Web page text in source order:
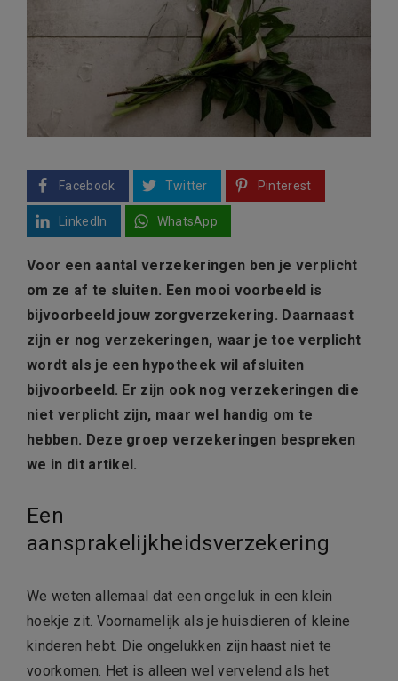
Facebook Twitter Pinterest
LinkedIn WhatsApp
Voor een aantal verzekeringen ben je verplicht
om ze af te sluiten. Een mooi voorbeeld is
bijvoorbeeld jouw zorgverzekering. Daarnaast
zijn er nog verzekeringen, waar je toe verplicht
wordt als je een hypotheek wil afsluiten
bijvoorbeeld. Er zijn ook nog verzekeringen die
niet verplicht zijn, maar wel handig om te
hebben. Deze groep verzekeringen bespreken
we in dit artikel.
Een
aansprakelijkheidsverzekering
We weten allemaal dat een ongeluk in een klein
hoekje zit. Voornamelijk als je huisdieren of kleine
kinderen hebt. Die ongelukken zijn haast niet te
voorkomen. Het is alleen wel vervelend als het